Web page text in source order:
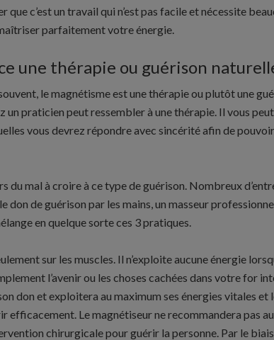
c’est un travail qui n’est pas facile et nécessite
parfaitement votre énergie.
une thérapie ou guérison
le magnétisme est une thérapie ou plutôt une
un praticien peut ressembler à une thérapie. Il vous
vous devrez répondre avec sincérité afin de
du mal à croire à ce type de guérison. Nombreux
don de guérison par les mains, un masseur
en quelque sorte ces 3 pratiques.
sur les muscles. Il n’exploite aucune énergie
l’avenir ou les choses cachées dans votre for
don et exploitera au maximum ses énergies vitales et
efficacement. Le magnétiseur ne recommandera pas
chirurgicale pour guérir la personne. Par le biais